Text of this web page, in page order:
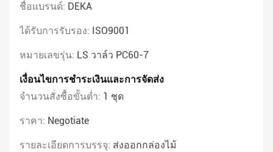
ชื่อแบรนด์: DEKA
ได้รับการรับรอง: ISO9001
หมายเลขรุ่น: LS วาล์ว PC60-7
เงื่อนไขการชำระเงินและการจัดส่ง
จำนวนสั่งซื้อขั้นต่ำ: 1 ชุด
ราคา: Negotiate
รายละเอียดการบรรจุ: ส่งออกกล่องไม้